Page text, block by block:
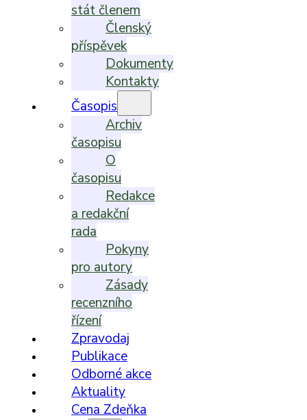
stát členem
Členský
příspěvek
Dokumenty
Kontakty
Časopis
Archiv
časopisu
O
časopisu
Redakce
a redakční
rada
Pokyny
pro autory
Zásady
recenzního
řízení
Zpravodaj
Publikace
Odborné akce
Aktuality
Cena Zdeňka